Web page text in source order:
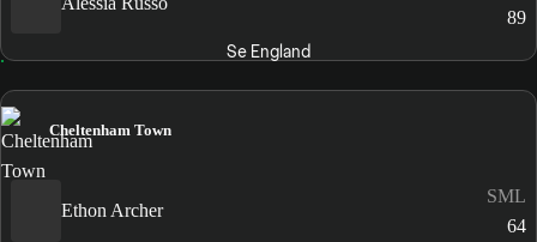
89
Se England
Cheltenham Town
Ethon Archer
SML
64